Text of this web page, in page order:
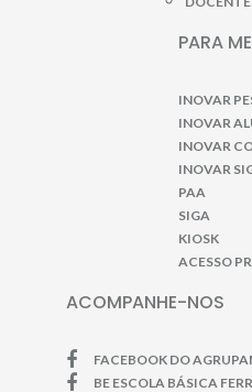
PARA
INOVAR
INOVAR
INOVAR
INOVAR
PAA
SIGA
KIOSK
ACESSO
ACOMPANHE-NOS
FACEBOOK DO
BE ESCOLA BÁSICA